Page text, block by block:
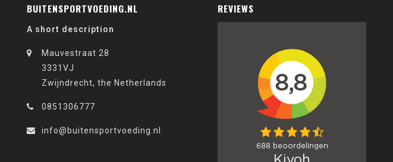
BUITENSPORTVOEDING.NL
A short description
Mauvestraat 28
3331VJ
Zwijndrecht, the Netherlands
0851306777
info@buitensportvoeding.nl
REVIEWS